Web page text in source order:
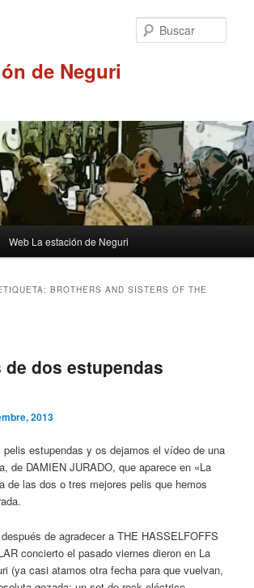
de Neguri
Web La estación de Neguri
BROTHERS AND SISTERS OF THE
de dos estupendas
2013
pelis estupendas y os dejamos el vídeo de una
de DAMIEN JURADO, que aparece en «La
de las dos o tres mejores pelis que hemos
de agradecer a THE HASSELFOFFS
concierto el pasado viernes dieron en La
(ya casi atamos otra fecha para que vuelvan,